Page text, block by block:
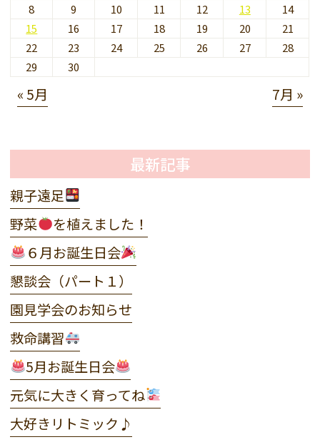
8
9 10 11 12 13
14
15
16 17 18 19 20
21
22
23 24 25 26 27
28
29
30
« 5月 7月 »
最新記事
親子遠足
野菜
を植えました！
６月お誕生日会
懇談会（パート１）
園見学会のお知らせ
救命講習
5月お誕生日会
元気に大きく育ってね
大好きリトミック♪